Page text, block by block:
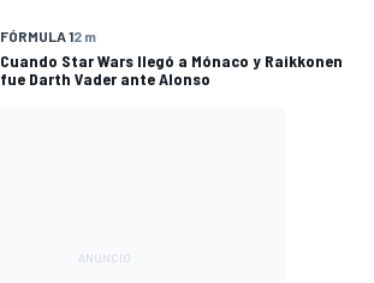
FÓRMULA 12 m
Cuando Star Wars llegó a Mónaco y Raikkonen
fue Darth Vader ante Alonso